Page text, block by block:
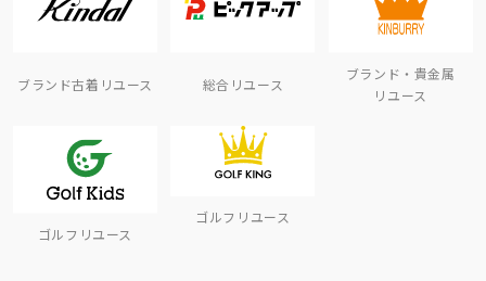
ブランド古着リユース 総合リユース
ブランド・貴金属
リユース
ゴルフリユース
ゴルフリユース